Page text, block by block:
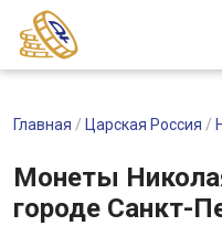
Главная / Царская Россия /
Монеты
городе Санкт-